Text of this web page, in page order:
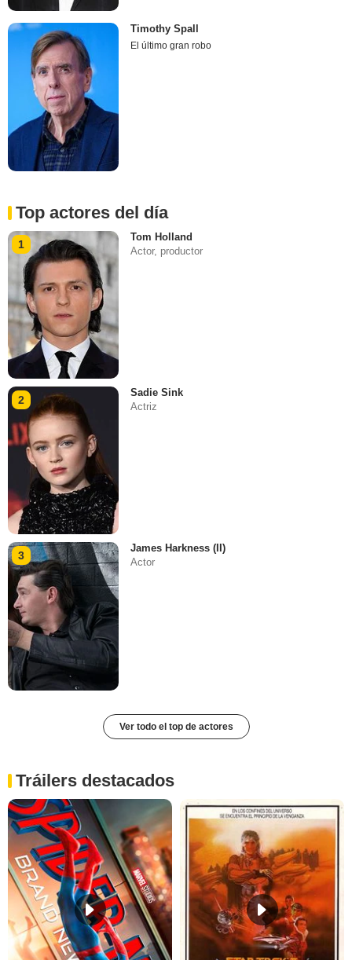
Timothy Spall
El último gran robo
Top actores del día
1
Tom Holland
Actor, productor
2
Sadie Sink
Actriz
3
James Harkness (II)
Actor
Ver todo el top de actores
Tráilers destacados